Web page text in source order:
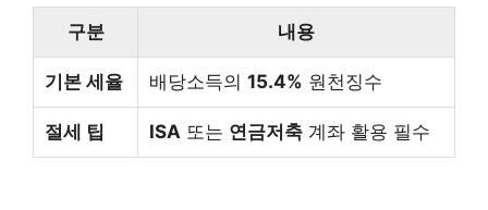
구분 내용
기본 세율 배당소득의 15.4% 원천징수
절세 팁 ISA 또는 연금저축 계좌 활용 필수